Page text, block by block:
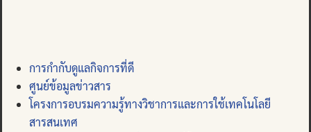
การกำกับดูแลกิจการที่ดี
ศูนย์ข้อมูลข่าวสาร
โครงการอบรมความรู้ทางวิชาการและการใช้เทคโนโลยี
สารสนเทศ